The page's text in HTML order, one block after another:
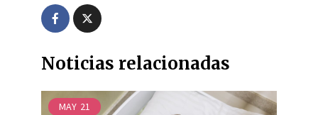
Noticias relacionadas
MAY 21